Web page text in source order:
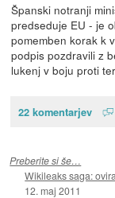
Španski notranji
predseduje EU - je
pomemben korak k
podpis pozdravili z
lukenj v boju proti
22 komentarjev
Preberite si še…
Wikileaks saga:
12. maj 2011